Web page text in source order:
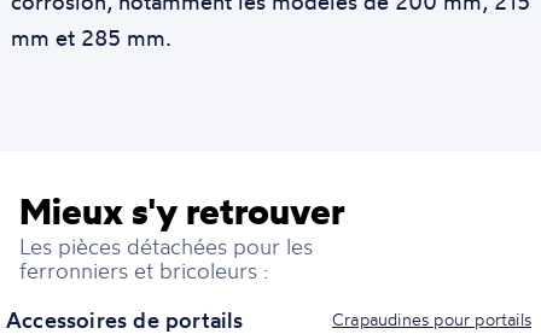
mm et 285 mm.
Mieux s'y retrouver
Les pièces détachées pour les
ferronniers et bricoleurs :
Accessoires de portails
Crapaudines pour portails